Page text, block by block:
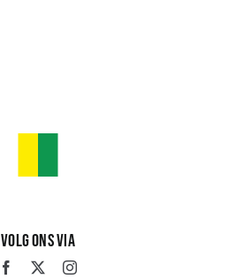
Volg ons via